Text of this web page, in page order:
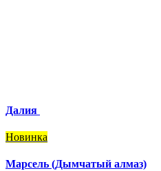
Далия
Новинка
Марсель (Дымчатый алмаз)